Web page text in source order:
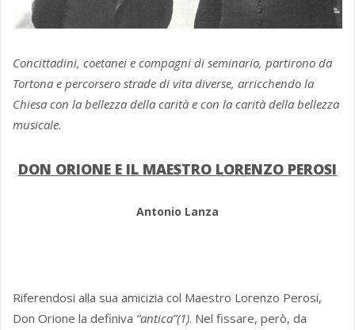
Concittadini, coetanei e compagni di seminario, partirono da
Tortona e percorsero strade di vita diverse, arricchendo la
Chiesa con la bellezza della carità e con la carità della bellezza
musicale.
DON ORIONE E IL MAESTRO LORENZO PEROSI
Antonio Lanza
Riferendosi alla sua amicizia col Maestro Lorenzo Perosi,
Don Orione la definiva “antica”(1). Nel fissare, però, da